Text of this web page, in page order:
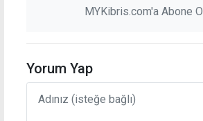
MYKibris.com'a Abone Ol
Yorum Yap